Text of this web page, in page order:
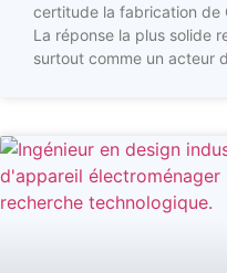
certitude la fabrication de
La réponse la plus solide
surtout comme un acteur